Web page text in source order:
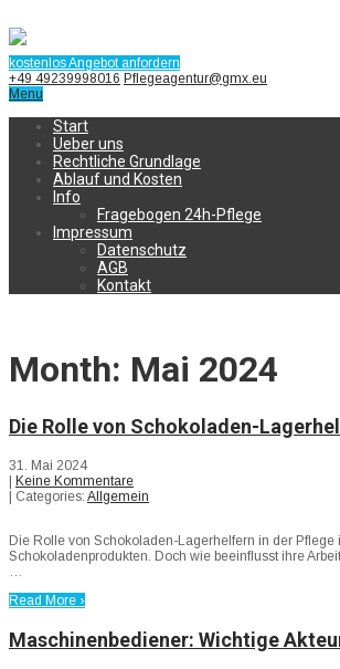
kostenlos Angebot anfordern
+49 49239998016 Pflegeagentur@gmx.eu
Menu
Start
Ueber uns
Rechtliche Grundlage
Ablauf und Kosten
Info
Fragebogen 24h-Pflege
Impressum
Datenschutz
AGB
Kontakt
Month: Mai 2024
Die Rolle von Schokoladen-
31. Mai 2024
| Keine Kommentare
| Categories: Allgemein
Die Rolle von Schokoladen-Lagerhelfern in der
Schokoladenprodukten. Doch wie beeinflusst ihre
…
Read More ›
Maschinenbediener: Wichtige